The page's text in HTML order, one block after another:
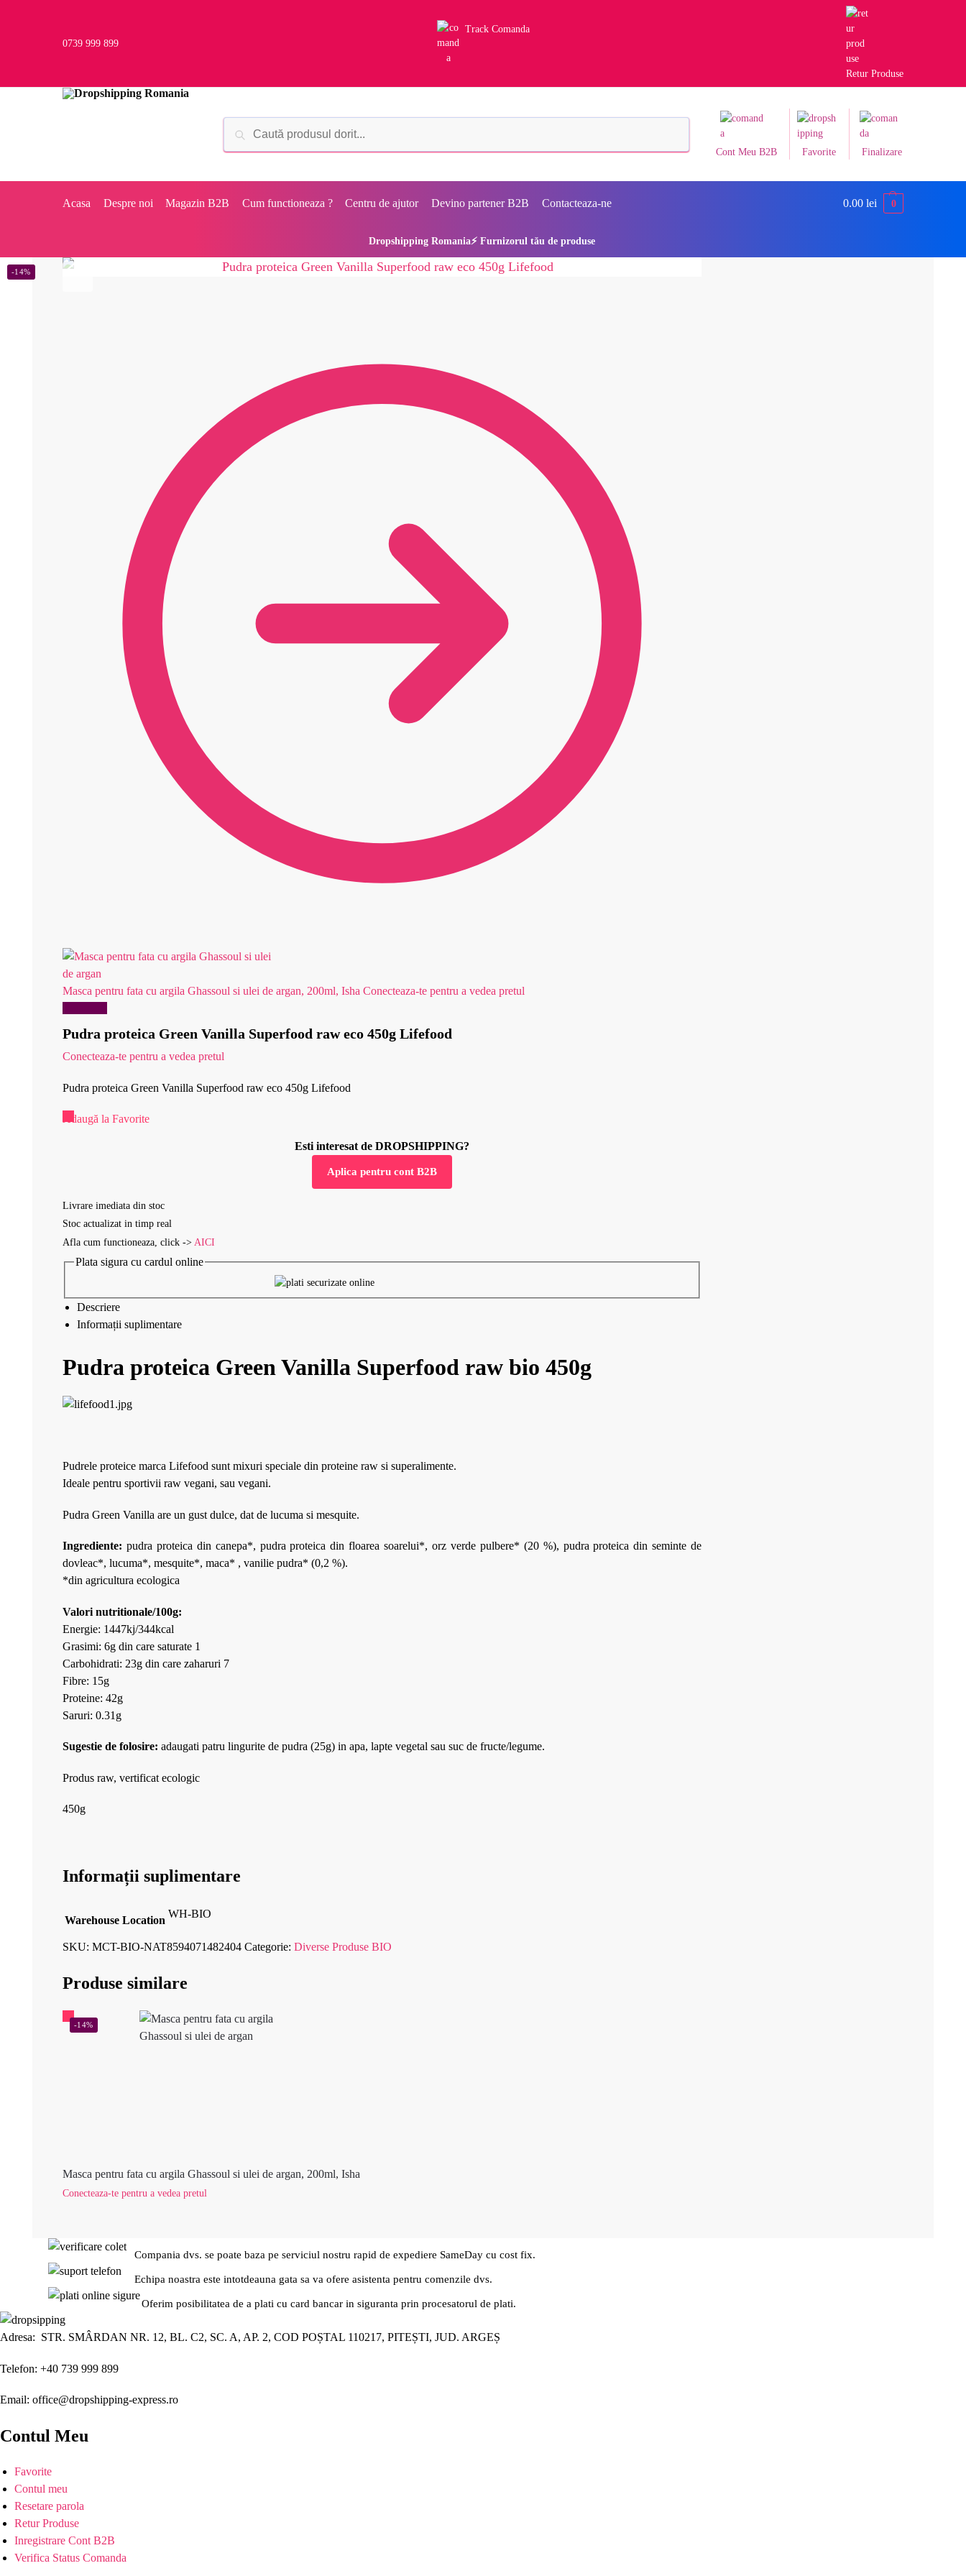
0739 999 899
Track Comanda
Retur Produse
Cont Meu B2B Favorite Finalizare
Acasa Despre noi Magazin B2B Cum functioneaza ? Centru de ajutor Devino partener B2B Contacteaza-ne 0.00 lei 0
Dropshipping Romania⚡ Furnizorul tău de produse
Masca pentru fata cu argila Ghassoul si ulei de argan, 200ml, Isha Conecteaza-te pentru a vedea pretul
Pudra proteica Green Vanilla Superfood raw eco 450g Lifefood
Conecteaza-te pentru a vedea pretul
-14%
Pudra proteica Green Vanilla Superfood raw eco 450g Lifefood
Adaugă la Favorite
Esti interesat de DROPSHIPPING?
Aplica pentru cont B2B
Livrare imediata din stoc
Stoc actualizat in timp real
Afla cum functioneaza, click -> AICI
Plata sigura cu cardul online
Descriere
Informații suplimentare
Pudra proteica Green Vanilla Superfood raw bio 450g
Pudrele proteice marca Lifefood sunt mixuri speciale din proteine raw si superalimente.
Ideale pentru sportivii raw vegani, sau vegani.
Pudra Green Vanilla are un gust dulce, dat de lucuma si mesquite.
Ingrediente: pudra proteica din canepa*, pudra proteica din floarea soarelui*, orz verde pulbere* (20 %), pudra proteica din seminte de
dovleac*, lucuma*, mesquite*, maca* , vanilie pudra* (0,2 %).
*din agricultura ecologica
Valori nutritionale/100g:
Energie: 1447kj/344kcal
Grasimi: 6g din care saturate 1
Carbohidrati: 23g din care zaharuri 7
Fibre: 15g
Proteine: 42g
Saruri: 0.31g
Sugestie de folosire: adaugati patru lingurite de pudra (25g) in apa, lapte vegetal sau suc de fructe/legume.
Produs raw, vertificat ecologic
450g
Informații suplimentare
Warehouse Location
WH-BIO
SKU: MCT-BIO-NAT8594071482404 Categorie: Diverse Produse BIO
Produse similare
-14%
Masca pentru fata cu argila Ghassoul si ulei de argan, 200ml, Isha
Conecteaza-te pentru a vedea pretul
Compania dvs. se poate baza pe serviciul nostru rapid de expediere SameDay cu cost fix.
Echipa noastra este intotdeauna gata sa va ofere asistenta pentru comenzile dvs.
Oferim posibilitatea de a plati cu card bancar in siguranta prin procesatorul de plati.
Adresa: STR. SMÂRDAN NR. 12, BL. C2, SC. A, AP. 2, COD POȘTAL 110217, PITEȘTI, JUD. ARGEȘ
Telefon: +40 739 999 899
Email: office@dropshipping-express.ro
Contul Meu
Favorite
Contul meu
Resetare parola
Retur Produse
Inregistrare Cont B2B
Verifica Status Comanda